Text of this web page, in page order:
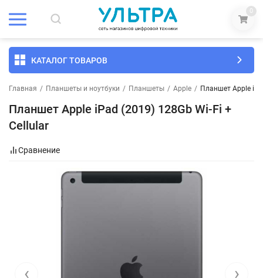
0
КАТАЛОГ ТОВАРОВ
Главная / Планшеты и ноутбуки / Планшеты / Apple / Планшет Apple
Планшет Apple iPad (2019) 128Gb Wi-Fi +
Cellular
Сравнение
‹ ›